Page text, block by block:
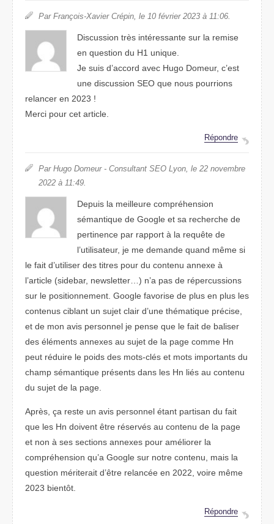
Par François-Xavier Crépin, le 10 février 2023 à 11:06.
Discussion très intéressante sur la remise
en question du H1 unique.
Je suis d’accord avec Hugo Domeur, c’est
une discussion SEO que nous pourrions
relancer en 2023 !
Merci pour cet article.
Répondre
Par Hugo Domeur - Consultant SEO Lyon, le 22 novembre
2022 à 11:49.
Depuis la meilleure compréhension
sémantique de Google et sa recherche de
pertinence par rapport à la requête de
l’utilisateur, je me demande quand même si
le fait d’utiliser des titres pour du contenu annexe à
l’article (sidebar, newsletter…) n’a pas de répercussions
sur le positionnement. Google favorise de plus en plus les
contenus ciblant un sujet clair d’une thématique précise,
et de mon avis personnel je pense que le fait de baliser
des éléments annexes au sujet de la page comme Hn
peut réduire le poids des mots-clés et mots importants du
champ sémantique présents dans les Hn liés au contenu
du sujet de la page.
Après, ça reste un avis personnel étant partisan du fait
que les Hn doivent être réservés au contenu de la page
et non à ses sections annexes pour améliorer la
compréhension qu’a Google sur notre contenu, mais la
question mériterait d’être relancée en 2022, voire même
2023 bientôt.
Répondre